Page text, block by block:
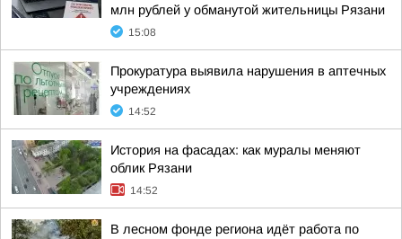
млн рублей у обманутой жительницы Рязани
15:08
Прокуратура выявила нарушения в аптечных
учреждениях
14:52
История на фасадах: как муралы меняют
облик Рязани
14:52
В лесном фонде региона идёт работа по